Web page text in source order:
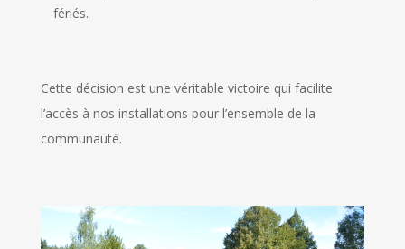
fériés.
Cette décision est une véritable victoire qui facilite
l’accès à nos installations pour l’ensemble de la
communauté.